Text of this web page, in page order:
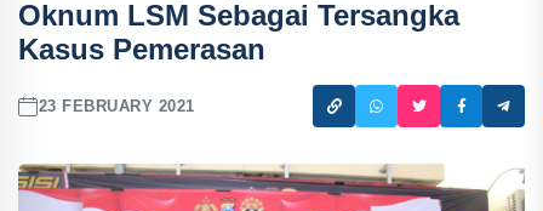
Oknum LSM Sebagai Tersangka
Kasus Pemerasan
23 FEBRUARY 2021